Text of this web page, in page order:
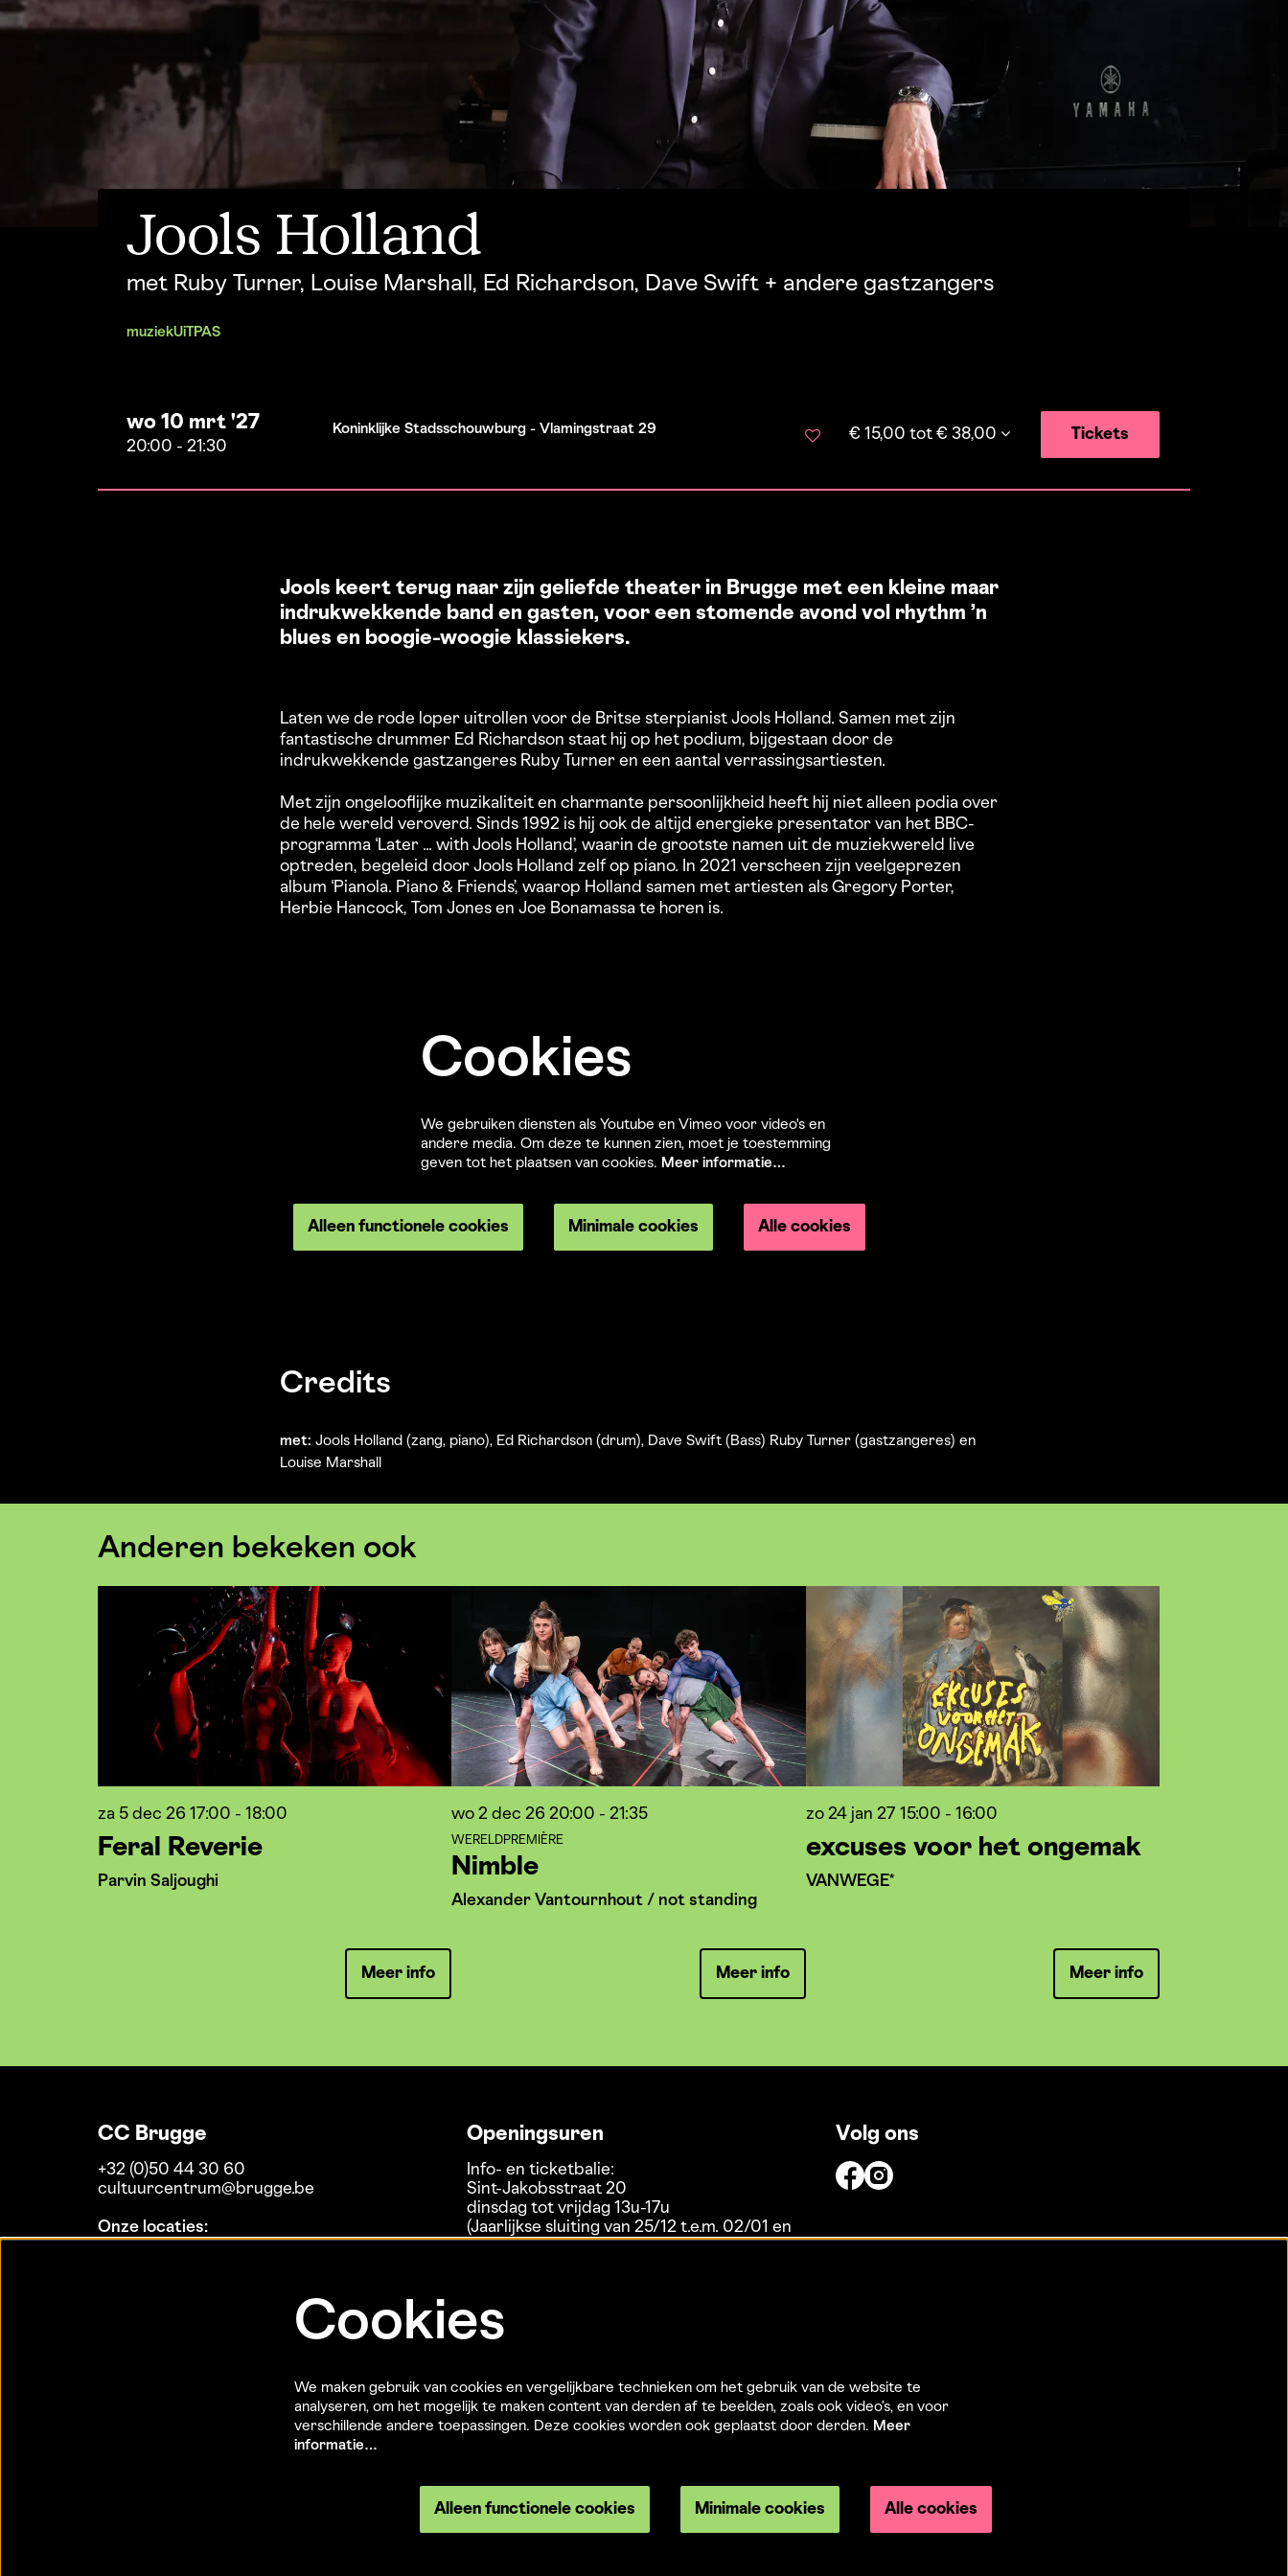
Jools Holland
met Ruby Turner, Louise Marshall, Ed Richardson, Dave Swift + andere gastzangers
muziekUiTPAS
wo 10 mrt '27
20:00 - 21:30
Koninklijke Stadsschouwburg - Vlamingstraat 29 € 15,00 tot € 38,00 Tickets
Jools keert terug naar zijn geliefde theater in Brugge met een kleine maar
indrukwekkende band en gasten, voor een stomende avond vol rhythm ’n
blues en boogie-woogie klassiekers.
Laten we de rode loper uitrollen voor de Britse sterpianist Jools Holland. Samen met zijn
fantastische drummer Ed Richardson staat hij op het podium, bijgestaan door de
indrukwekkende gastzangeres Ruby Turner en een aantal verrassingsartiesten.
Met zijn ongelooflijke muzikaliteit en charmante persoonlijkheid heeft hij niet alleen podia over
de hele wereld veroverd. Sinds 1992 is hij ook de altijd energieke presentator van het BBC-
programma ‘Later ... with Jools Holland’, waarin de grootste namen uit de muziekwereld live
optreden, begeleid door Jools Holland zelf op piano. In 2021 verscheen zijn veelgeprezen
album ‘Pianola. Piano & Friends’, waarop Holland samen met artiesten als Gregory Porter,
Herbie Hancock, Tom Jones en Joe Bonamassa te horen is.
Cookies
We gebruiken diensten als Youtube en Vimeo voor video's en
andere media. Om deze te kunnen zien, moet je toestemming
geven tot het plaatsen van cookies. Meer informatie…
Alleen functionele cookies Minimale cookies Alle cookies
Credits
met: Jools Holland (zang, piano), Ed Richardson (drum), Dave Swift (Bass) Ruby Turner (gastzangeres) en
Louise Marshall
Anderen bekeken ook
Feral Reverie
Parvin Saljoughi
za 5 dec 26 17:00 - 18:00
Meer info
Nimble
Alexander Vantournhout / not standing
WERELDPREMIÈRE
wo 2 dec 2620:00 - 21:35
Meer info
excuses voor het ongemak
VANWEGE*
zo 24 jan 27 15:00 - 16:00
Meer info
CC Brugge
+32 (0)50 44 30 60
cultuurcentrum@brugge.be
Onze locaties:
Openingsuren
Info- en ticketbalie:
Sint-Jakobsstraat 20
dinsdag tot vrijdag 13u-17u
(Jaarlijkse sluiting van 25/12 t.e.m. 02/01 en
Volg ons
Cookies
We maken gebruik van cookies en vergelijkbare technieken om het gebruik van de website te
analyseren, om het mogelijk te maken content van derden af te beelden, zoals ook video’s, en voor
verschillende andere toepassingen. Deze cookies worden ook geplaatst door derden. Meer
informatie…
Alleen functionele cookies Minimale cookies Alle cookies